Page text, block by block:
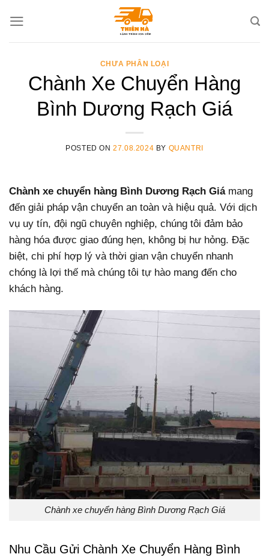
CHƯA PHÂN LOẠI
Chành Xe Chuyển Hàng
Bình Dương Rạch Giá
POSTED ON27.08.2024 BY QUANTRI
Chành xe chuyển hàng Bình Dương Rạch Giámang
đến giải pháp vận chuyển an toàn và hiệu quả. Với dịch
vụ uy tín, đội ngũ chuyên nghiệp, chúng tôi đảm bảo
hàng hóa được giao đúng hẹn, không bị hư hỏng. Đặc
biệt, chi phí hợp lý và thời gian vận chuyển nhanh
chóng là lợi thế mà chúng tôi tự hào mang đến cho
khách hàng.
Chành xe chuyển hàng Bình Dương Rạch Giá
Nhu Cầu Gửi Chành Xe Chuyển Hàng Bình